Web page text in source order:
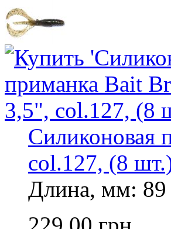
Силиконовая
col.127, (8
Длина, мм: 89